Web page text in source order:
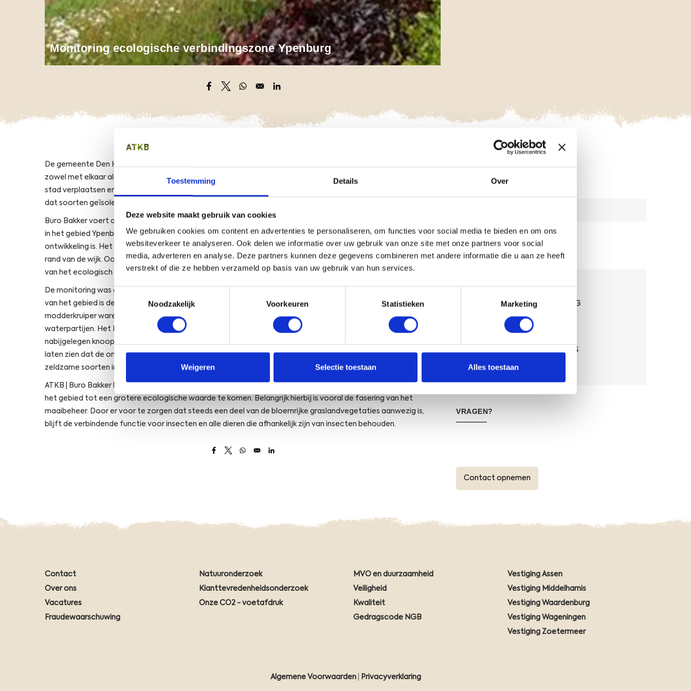
Toestemming Details Over
Deze website maakt gebruik van cookies
We gebruiken cookies om content en advertenties te personaliseren, om functies voor social media te bieden en om ons
websiteverkeer te analyseren. Ook delen we informatie over uw gebruik van onze site met onze partners voor social
media, adverteren en analyse. Deze partners kunnen deze gegevens combineren met andere informatie die u aan ze heeft
verstrekt of die ze hebben verzameld op basis van uw gebruik van hun services.
Toestemmingsselectie
Noodzakelijk
Voorkeuren Statistieken Marketing
Weigeren Selectie toestaan Alles toestaan
Monitoring ecologische verbindingszone Ypenburg
Opens in a new window
Opens in a new window
Opens in a new window
Opens in a new window
De gemeente Den Haag heeft 12
zowel met elkaar als met het buitengebied verbinden. Via deze EVZ's kunnen planten en dieren zich door de
stad verplaatsen en vindt uitwisseling tussen groengebieden in en buiten de stad plaats. Zo wordt voorkomen
dat soorten geïsoleerd raken en kunnen populaties duurzaam in stand worden gehouden.
Buro Bakker voert al een aantal jaren monitoring
in het gebied Ypenburg verzorgd. Deze jongste wijk van Den Haag heeft een groenstructuur die nog volop in
ontwikkeling is. Het hart van de structuur wordt gevormd door twee oude, met bos omgeven plasjes aan de
rand van de wijk. Ook de brede, natuurlijk beheerde geluidswal langs de A4 en A13 vormt een belangrijk onderdeel
van het ecologisch netwerk.
De monitoring was gericht op
van het gebied is de soortenrijkdom op een aantal plekken al opvallend hoog. Bittervoorn en Kleine
modderkruiper waren van oudsher bekend in de plassen in de wijk en hebben zich al verspreid in de nieuwe
waterpartijen. Het Bruin blauwtje en de Bijenorchis heeft ATKB | Buro Bakker eerder vastgesteld op het
nabijgelegen knooppunt Ypenburg. Beide soorten komen inmiddels ook in de EVZ voor. Zo heeft de monitoring
laten zien dat de ontwikkeling van de ecologische structuur direct al bijdraagt aan versteviging van populaties
zeldzame soorten in de omgeving.
ATKB | Buro Bakker heeft aanbevelingen gedaan aan de gemeente om met kleine wijzigingen in het beheer van
het gebied tot een grotere ecologische waarde te komen. Belangrijk hierbij is vooral de fasering van het
maaibeheer. Door er voor te zorgen dat steeds een deel van de bloemrijke graslandvegetaties aanwezig is,
blijft de verbindende functie voor insecten en alle dieren die afhankelijk zijn van insecten behouden.
Opens in a new window
Opens in a new window
Opens in a new window
Opens in a new window
VAKGEBIED
DIENSTEN
INRICHTING EN PLANVORMING
NATUURBEHEER EN -BELEID
NATUURBELEID EN EVALUATIES
VRAGEN?
Contact opnemen
Contact
Over ons
Vacatures
Fraudewaarschuwing
Natuuronderzoek
Klanttevredenheidsonderzoek
Onze CO2 - voetafdruk
MVO en duurzaamheid
Veiligheid
Kwaliteit
Gedragscode NGB
Vestiging Assen
Vestiging Middelharnis
Vestiging Waardenburg
Vestiging Wageningen
Vestiging Zoetermeer
Algemene Voorwaarden| Privacyverklaring